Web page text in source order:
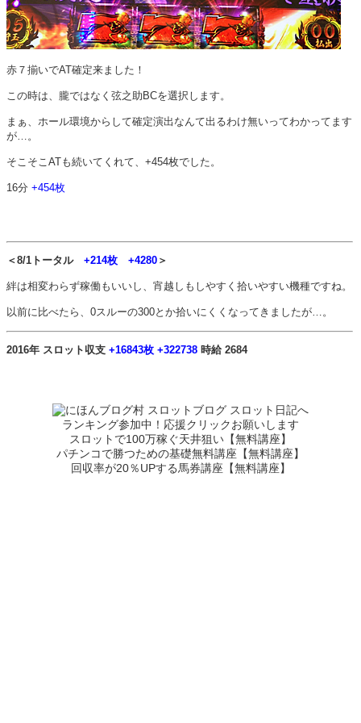
赤７揃いでAT確定来ました！
この時は、朧ではなく弦之助BCを選択します。
まぁ、ホール環境からして確定演出なんて出るわけ無いってわかってます
が…。
そこそこATも続いてくれて、+454枚でした。
16分 +454枚
＜8/1トータル +214枚 +4280 ＞
絆は相変わらず稼働もいいし、宵越しもしやすく拾いやすい機種ですね。
以前に比べたら、0スルーの300とか拾いにくくなってきましたが…。
2016年 スロット収支 +16843枚 +322738 時給 2684
ランキング参加中！応援クリックお願いします
スロットで100万稼ぐ天井狙い【無料講座】
パチンコで勝つための基礎無料講座【無料講座】
回収率が20％UPする馬券講座【無料講座】